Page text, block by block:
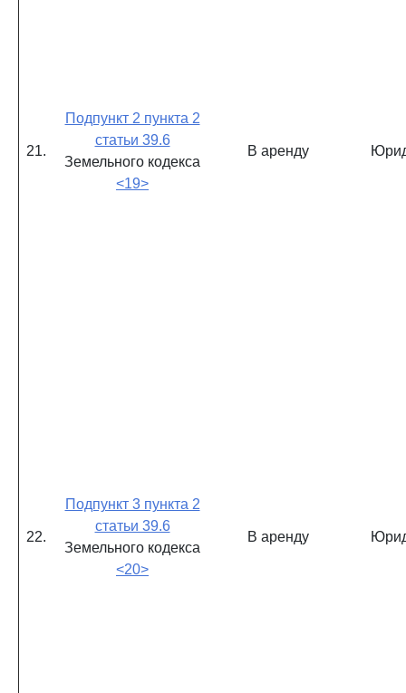
21.
Подпункт 2 пункта 2
статьи 39.6
Земельного кодекса
<19>
В аренду
22.
Подпункт 3 пункта 2
статьи 39.6
Земельного кодекса
<20>
В аренду